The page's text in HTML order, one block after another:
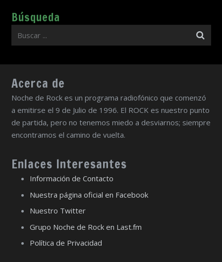
Búsqueda
Acerca de
Noche de Rock es un programa radiofónico que comenzó
a emitirse el 9 de Julio de 1996. El ROCK es nuestro punto
de partida, pero no tenemos miedo a desviarnos; siempre
encontramos el camino de vuelta.
Enlaces Interesantes
Información de Contacto
Nuestra página oficial en Facebook
Nuestro Twitter
Grupo Noche de Rock en Last.fm
Política de Privacidad